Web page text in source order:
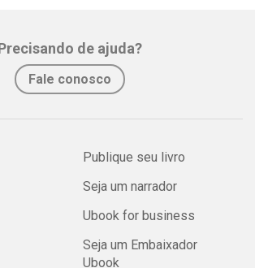
de ajuda?
Fale conosco
Publique seu livro
Seja um narrador
Ubook for business
Seja um Embaixador
Ubook